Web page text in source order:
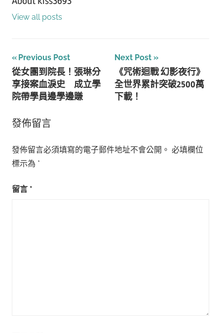
View all posts
文
章
導
覽
Previous Post
從女團到院長！張琳分
享接案血淚史 成立學
院帶學員邊學邊賺
Next Post
《咒術迴戰 幻影夜行》
全世界累計突破2500萬
下載！
發佈留言
發佈留言必須填寫的電子郵件地址不會公開。 必填欄位
標示為 *
留言 *